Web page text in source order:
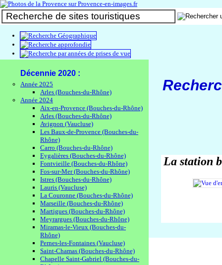
Photos de Provence
La station
Décennie 2020 :
Année 2025
Arles (Bouches-du-Rhône)
Année 2024
Aix-en-Provence (Bouches-du-Rhône)
Arles (Bouches-du-Rhône)
Avignon (Vaucluse)
Les Baux-de-Provence (Bouches-du-
Rhône)
Carro (Bouches-du-Rhône)
Eygalières (Bouches-du-Rhône)
Fontvieille (Bouches-du-Rhône)
Fos-sur-Mer (Bouches-du-Rhône)
Istres (Bouches-du-Rhône)
Lauris (Vaucluse)
La Couronne (Bouches-du-Rhône)
Marseille (Bouches-du-Rhône)
Martigues (Bouches-du-Rhône)
Meyrargues (Bouches-du-Rhône)
Miramas-le-Vieux (Bouches-du-
Rhône)
Pernes-les-Fontaines (Vaucluse)
Saint-Chamas (Bouches-du-Rhône)
Chapelle Saint-Gabriel (Bouches-du-